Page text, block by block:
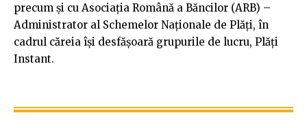
precum și cu Asociația Română a Băncilor (ARB) –
Administrator al Schemelor Naționale de Plăți, în
cadrul căreia își desfășoară grupurile de lucru, Plăți
Instant.